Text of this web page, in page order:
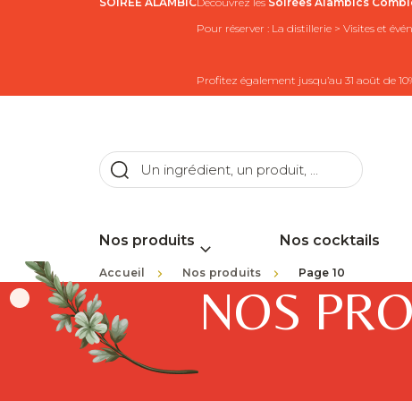
Pour réserver : La distillerie > Visites et
Profitez également jusqu’au 31 août de
Nos produits Nos cocktails
Accueil > Nos produits > Page 10
NOS